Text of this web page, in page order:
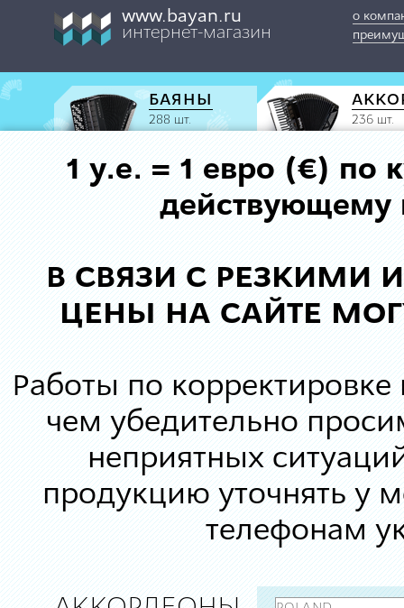
www.bayan.ru
интернет-магазин
о
БАЯНЫ
288 шт. 236 шт.
1 у.е. = 1 евро (€) по
действующему
В СВЯЗИ С РЕЗКИМИ
ЦЕНЫ НА САЙТЕ
Работы по корректировке
чем убедительно
неприятных
продукцию уточнять у
телефонам